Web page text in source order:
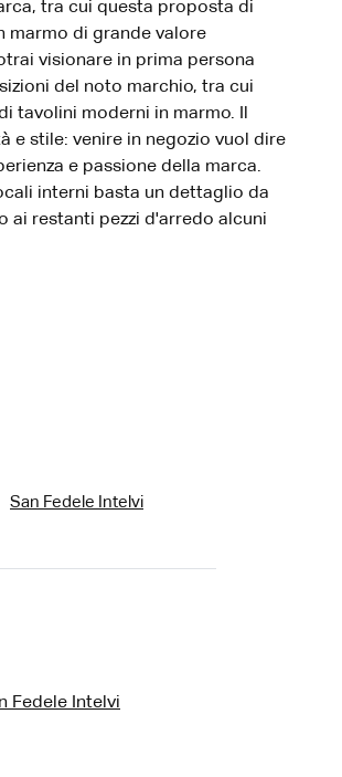
tra cui questa proposta di
marmo di grande valore
visionare in prima persona
del noto marchio, tra cui
tavolini moderni in marmo. Il
e stile: venire in negozio vuol dire
e passione della marca.
interni basta un dettaglio da
ai restanti pezzi d'arredo alcuni
San Fedele Intelvi
Fedele Intelvi